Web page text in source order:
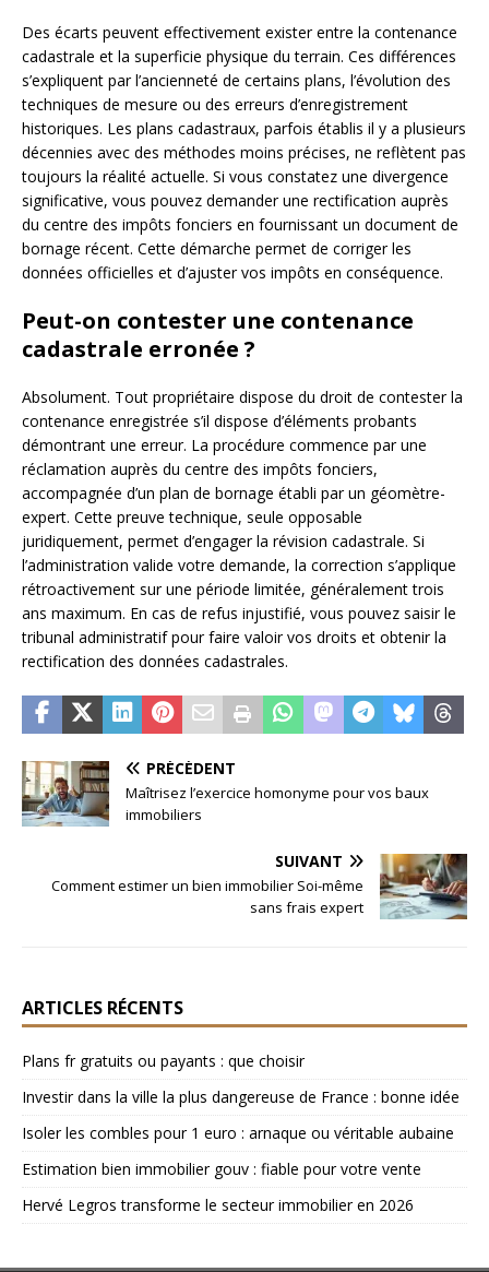
Des écarts peuvent effectivement exister entre la contenance
cadastrale et la superficie physique du terrain. Ces différences
s’expliquent par l’ancienneté de certains plans, l’évolution des
techniques de mesure ou des erreurs d’enregistrement
historiques. Les plans cadastraux, parfois établis il y a plusieurs
décennies avec des méthodes moins précises, ne reflètent pas
toujours la réalité actuelle. Si vous constatez une divergence
significative, vous pouvez demander une rectification auprès
du centre des impôts fonciers en fournissant un document de
bornage récent. Cette démarche permet de corriger les
données officielles et d’ajuster vos impôts en conséquence.
Peut-on contester une contenance
cadastrale erronée ?
Absolument. Tout propriétaire dispose du droit de contester la
contenance enregistrée s’il dispose d’éléments probants
démontrant une erreur. La procédure commence par une
réclamation auprès du centre des impôts fonciers,
accompagnée d’un plan de bornage établi par un géomètre-
expert. Cette preuve technique, seule opposable
juridiquement, permet d’engager la révision cadastrale. Si
l’administration valide votre demande, la correction s’applique
rétroactivement sur une période limitée, généralement trois
ans maximum. En cas de refus injustifié, vous pouvez saisir le
tribunal administratif pour faire valoir vos droits et obtenir la
rectification des données cadastrales.
PRÉCÉDENT
Maîtrisez l’exercice homonyme pour vos baux
immobiliers
SUIVANT
Comment estimer un bien immobilier Soi-même
sans frais expert
ARTICLES RÉCENTS
Plans fr gratuits ou payants : que choisir
Investir dans la ville la plus dangereuse de France : bonne idée
Isoler les combles pour 1 euro : arnaque ou véritable aubaine
Estimation bien immobilier gouv : fiable pour votre vente
Hervé Legros transforme le secteur immobilier en 2026